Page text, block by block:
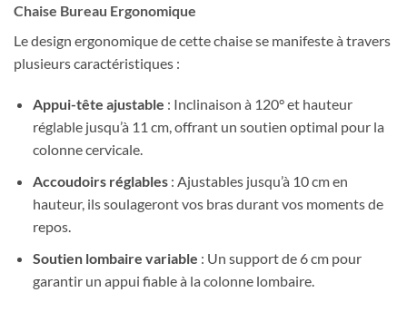
Chaise Bureau Ergonomique
Le design ergonomique de cette chaise se manifeste à travers
plusieurs caractéristiques :
Appui-tête ajustable : Inclinaison à 120° et hauteur
réglable jusqu’à 11 cm, offrant un soutien optimal pour la
colonne cervicale.
Accoudoirs réglables: Ajustables jusqu’à 10 cm en
hauteur, ils soulageront vos bras durant vos moments de
repos.
Soutien lombaire variable : Un support de 6 cm pour
garantir un appui fiable à la colonne lombaire.